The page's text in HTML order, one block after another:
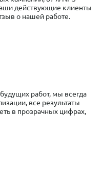
действующие клиенты
о нашей работе.
работ, мы всегда
все результаты
в прозрачных цифрах,